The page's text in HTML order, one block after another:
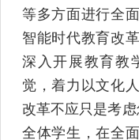
等多方面进行全
智能时代教育改
深入开展教育教
觉，着力以文化
改革不应只是考虑
全体学生，在全